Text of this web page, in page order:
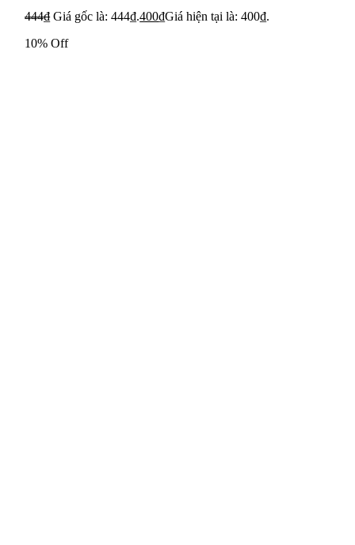
444₫ Giá gốc là: 444₫.400₫Giá hiện tại là: 400₫.
10% Off